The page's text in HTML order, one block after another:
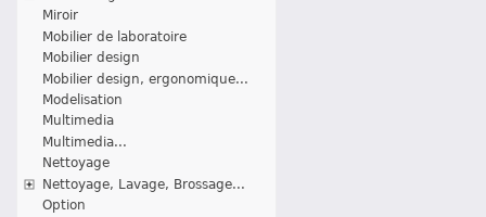
Miroir
Mobilier de laboratoire
Mobilier design
Mobilier design, ergonomique...
Modelisation
Multimedia
Multimedia...
Nettoyage
Nettoyage, Lavage, Brossage...
Option